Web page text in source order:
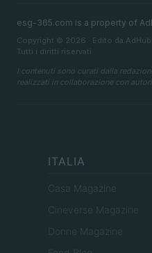
esg-365.com is a property of
Copyright © 2026 · Edito da
Tutti i diritti riservati
I contenuti sono curati dalla
realizzati in collaborazione con
ITALIA
Casa Magazine
Cineverse Magazine
Donne Magazine